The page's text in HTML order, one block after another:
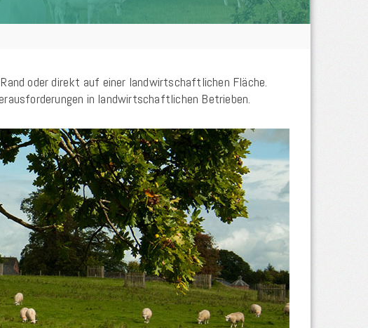
oder direkt auf einer landwirtschaftlichen Fläche.
in landwirtschaftlichen Betrieben.